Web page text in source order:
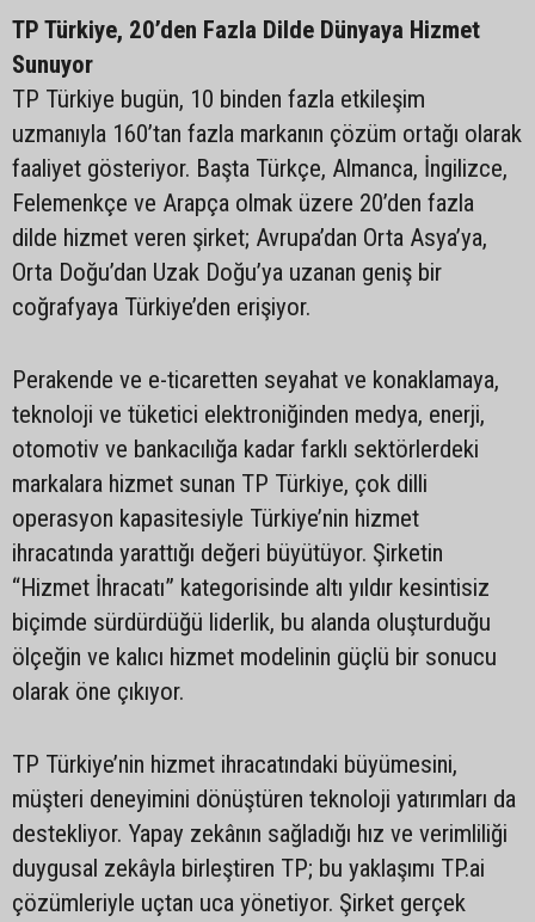
TP Türkiye, 20’den Fazla Dilde Dünyaya Hizmet
Sunuyor
TP Türkiye bugün, 10 binden fazla etkileşim
uzmanıyla 160’tan fazla markanın çözüm ortağı olarak
faaliyet gösteriyor. Başta Türkçe, Almanca, İngilizce,
Felemenkçe ve Arapça olmak üzere 20’den fazla
dilde hizmet veren şirket; Avrupa’dan Orta Asya’ya,
Orta Doğu’dan Uzak Doğu’ya uzanan geniş bir
coğrafyaya Türkiye’den erişiyor.
Perakende ve e-ticaretten seyahat ve konaklamaya,
teknoloji ve tüketici elektroniğinden medya, enerji,
otomotiv ve bankacılığa kadar farklı sektörlerdeki
markalara hizmet sunan TP Türkiye, çok dilli
operasyon kapasitesiyle Türkiye’nin hizmet
ihracatında yarattığı değeri büyütüyor. Şirketin
“Hizmet İhracatı” kategorisinde altı yıldır kesintisiz
biçimde sürdürdüğü liderlik, bu alanda oluşturduğu
ölçeğin ve kalıcı hizmet modelinin güçlü bir sonucu
olarak öne çıkıyor.
TP Türkiye’nin hizmet ihracatındaki büyümesini,
müşteri deneyimini dönüştüren teknoloji yatırımları da
destekliyor. Yapay zekânın sağladığı hız ve verimliliği
duygusal zekâyla birleştiren TP; bu yaklaşımı TP.ai
çözümleriyle uçtan uca yönetiyor. Şirket gerçek